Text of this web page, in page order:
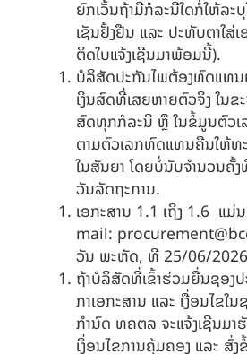
ຍົກເວັ້ນຖ້າມີກໍລະນີໃດກໍ່ໃຫ້ລ
ເຊັນຢັ້ງຢືນ ແລະ ປະທັບຕາໃສ່
ຕິດໃບແຈ້ງເຊີນມາພ້ອມນີ້).
ບໍລິສັດປະກັນໄພຕ້ອງທົດແທນ
ເງິນສົດທີ່ເສຍຫາຍຕົວຈິງ ໃນຂ
ສົດທຸກກໍລະນີ ຫຼື ໃນຂໍ້ມູນຕົວ
ຕາມຕົວເລກທົດແທນຄືນໃຫ້ທ
ໃນສັນຍາ ໂດຍບໍ່ນັບຈຳນວນຄັ້
ວັນລັດຖະການ.
ເອກະສານ 1.1 ເຖິງ 1.6 ແມ່
mail:
ວັນ ພະຫັດ, ທີ25/06/2026
ຖ້າບໍລິສັດທີ່ເຂົ້າຮ່ວມຍື່ນຊອງ
ກາເອກະສານ ແລະ ເງື່ອນໄຂ
ກຳນົດ ທຄຕລ ຈະແຈ້ງເຊີນມ
ເງື່ອນໄຂການຄຸ້ມຄອງ ແລະ ສົ່